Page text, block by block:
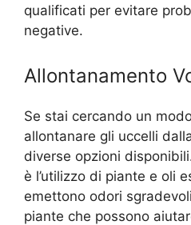
qualificati per evitare
negative.
Allontanamento
Se stai cercando un
allontanare gli uccelli
diverse opzioni
è l’utilizzo di piante e oli
emettono odori
piante che possono